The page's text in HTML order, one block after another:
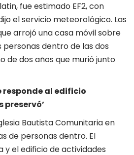
fue estimado EF2, con
el servicio meteorológico. Las
arrojó una casa móvil sobre
dentro de las dos
de dos años que murió junto
responde al edificio
preservó’
Bautista Comunitaria en
de personas dentro. El
y el edificio de actividades